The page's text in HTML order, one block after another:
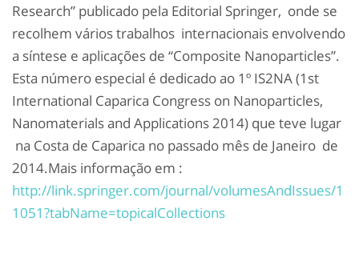
Research” publicado pela Editorial Springer, onde se
recolhem vários trabalhos internacionais envolvendo
a síntese e aplicações de “Composite Nanoparticles”.
Esta número especial é dedicado ao 1º IS2NA (1st
International Caparica Congress on Nanoparticles,
Nanomaterials and Applications 2014) que teve lugar
na Costa de Caparica no passado mês de Janeiro de
2014.Mais informação em :
http://link.springer.com/journal/volumesAndIssues/1
1051?tabName=topicalCollections